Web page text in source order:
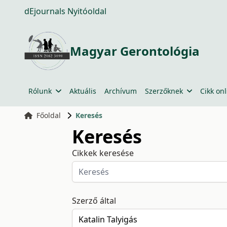
dEjournals Nyitóoldal
Magyar Gerontológia
Rólunk Aktuális Archívum Szerzőknek Cikk
Főoldal Keresés
Keresés
Cikkek keresése
Szerző által